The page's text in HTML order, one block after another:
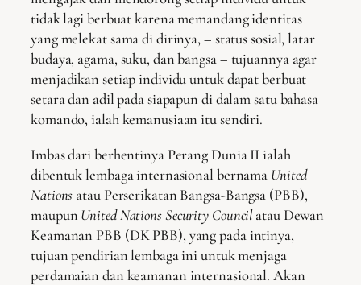
tidak lagi berbuat karena memandang identitas
yang melekat sama di dirinya, – status sosial, latar
budaya, agama, suku, dan bangsa – tujuannya agar
menjadikan setiap individu untuk dapat berbuat
setara dan adil pada siapapun di dalam satu bahasa
komando, ialah kemanusiaan itu sendiri.
Imbas dari berhentinya Perang Dunia II ialah
dibentuk lembaga internasional bernama United
Nations atau Perserikatan Bangsa-Bangsa (PBB),
maupun United Nations Security Councilatau Dewan
Keamanan PBB (DK PBB), yang pada intinya,
tujuan pendirian lembaga ini untuk menjaga
perdamaian dan keamanan internasional. Akan